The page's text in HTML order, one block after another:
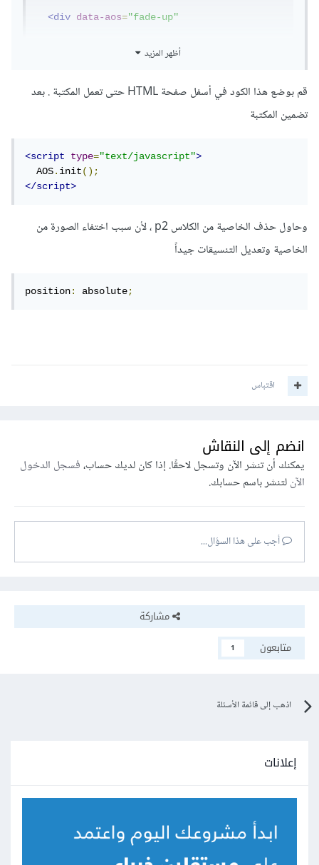
<div data-aos="fade-up"
data-aos-anchor-placement
<img src ="images/2p.png" alt= ""
</div>
s" ></script>
أظهر المزيد
قم بوضع هذا الكود في أسفل صفحة HTML حتى تعمل المكتبة . بعد
تضمين المكتبة
<script type="text/javascript">
  AOS
.init();
</script>
وحاول حذف الخاصية من الكلاس p2 ، لأن سبب اختفاء الصورة من
الخاصية وتعديل التنسيقات جيداً
position: absolute;
اقتباس
انضم إلى النقاش
يمكنك أن تنشر الآن وتسجل لاحقًا. إذا كان لديك حساب،فسجل الدخول
الآنلتنشر باسم حسابك.
أجب على هذا السؤال...
مشاركة
متابعون
1
اذهب إلى قائمة الأسئلة
إعلانات